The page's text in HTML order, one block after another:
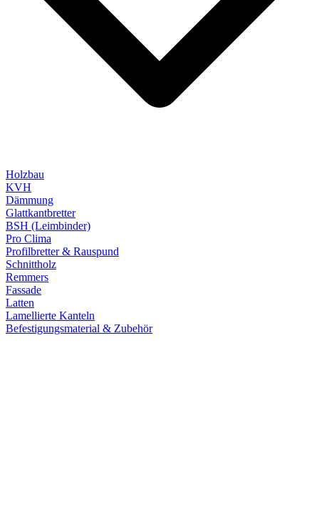
Holzbau
KVH
Dämmung
Glattkantbretter
BSH (Leimbinder)
Pro Clima
Profilbretter & Rauspund
Schnittholz
Remmers
Fassade
Latten
Lamellierte Kanteln
Befestigungsmaterial & Zubehör